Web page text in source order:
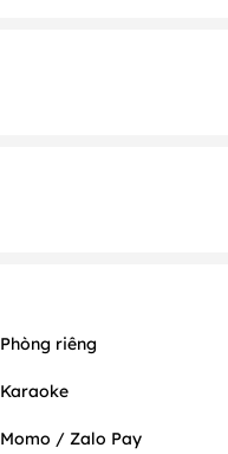
Phòng riêng
Karaoke
Momo / Zalo Pay